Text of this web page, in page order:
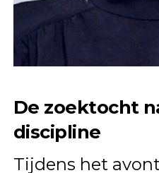
De zoektocht
discipline
Tijdens het